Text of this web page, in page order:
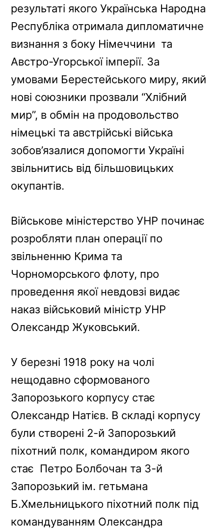
результаті якого Українська Народна
Республіка отримала дипломатичне
визнання з боку Німеччини та
Австро-Угорської імперії. За
умовами Берестейського миру, який
нові союзники прозвали “Хлібний
мир”, в обмін на продовольство
німецькі та австрійські війська
зобов’язалися допомогти Україні
звільнитись від більшовицьких
окупантів.
Військове міністерство УНР починає
розробляти план операції по
звільненню Крима та
Чорноморського флоту, про
проведення якої невдовзі видає
наказ військовий міністр УНР
Олександр Жуковський.
У березні 1918 року на чолі
нещодавно сформованого
Запорозького корпусу стає
Олександр Натієв. В складі корпусу
були створені 2-й Запорозький
піхотний полк, командиром якого
стає Петро Болбочан та 3-й
Запорозький ім. гетьмана
Б.Хмельницького піхотний полк під
командуванням Олександра